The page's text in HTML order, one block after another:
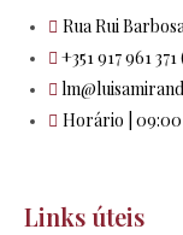
Rua Rui
+351 917 961
Horário | 09:00
Links úteis